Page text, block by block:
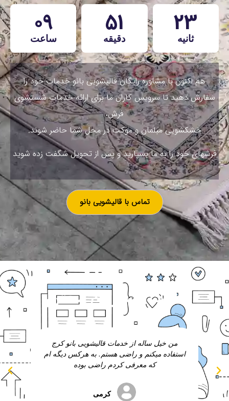
09
ساعت 51
دقیقه 21
ثانیه
هم اکنون با مشاوره رایگان قالیشویی بانو خدمات خود را
سفارش دهید تا سرویس کاران ما برای ارائه خدمات شستشوی
فرش،
خشکشویی مبلمان و موکت در محل شما حاضر شوند.
فرشهای خود را به ما بسپارید و پس از تحویل شگفت زده شوید
تماس با قالیشویی بانو
نظرات مشتریان محترم
از خدمات رفوگری فرش استفاده کردم و راضی
بودم ممنون از شما.